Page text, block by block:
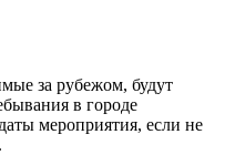
за рубежом, будут
в городе
мероприятия, если не